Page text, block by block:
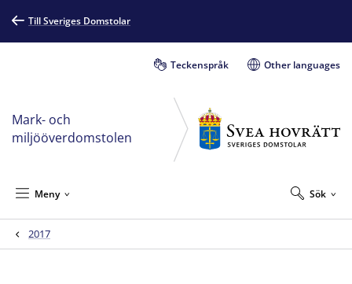
Till Sveriges Domstolar
Teckenspråk Other languages
Mark- och
miljööverdomstolen
Sök
Meny
2017